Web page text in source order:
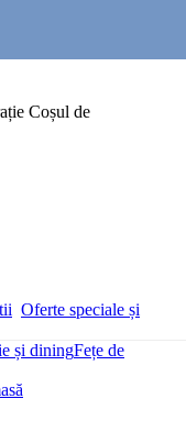
Coșul de
Oferte speciale și
și diningFețe de